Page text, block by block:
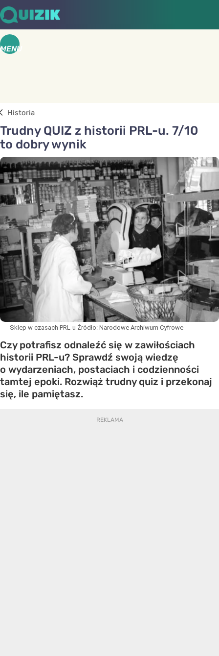
MENU
Historia
Trudny QUIZ z historii PRL-u. 7/10
to dobry wynik
Sklep w czasach PRL-u Źródło: Narodowe Archiwum Cyfrowe
Czy potrafisz odnaleźć się w zawiłościach
historii PRL-u? Sprawdź swoją wiedzę
o wydarzeniach, postaciach i codzienności
tamtej epoki. Rozwiąż trudny quiz i przekonaj
się, ile pamiętasz.